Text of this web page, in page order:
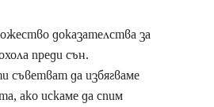
доказателства за
преди сън.
съветват да избягваме
ако искаме да спим